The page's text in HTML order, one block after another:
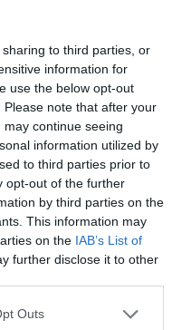
to third parties, or
information for
use the below opt-out
note that after your
continue seeing
information utilized by
to third parties prior to
opt-out of the further
by third parties on the
This information may
on the IAB’s List of
further disclose it to other
one or more Google
Outs
eladók: teljesen
piaci lakáshitel-
a bankok az Otthon
lakás